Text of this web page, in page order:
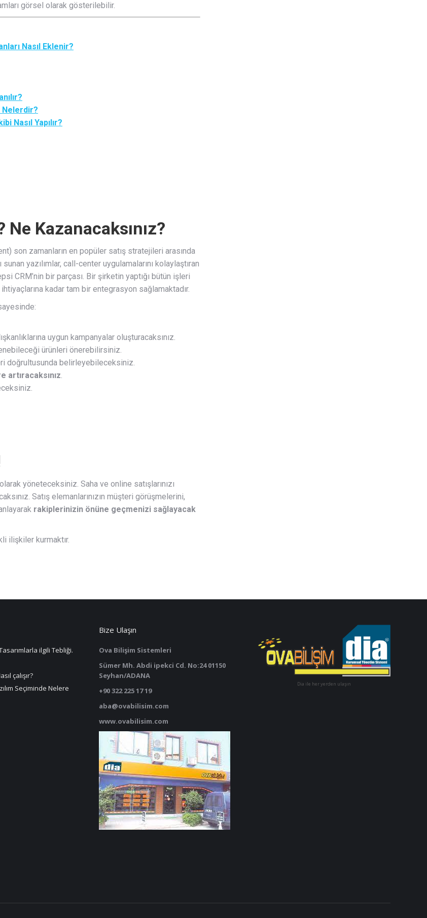
görsel olarak gösterilebilir.
Nasıl Eklenir?
Nelerdir?
Nasıl Yapılır?
Ne Kazanacaksınız?
son zamanların en popüler satış stratejileri arasında
yazılımlar, call-center uygulamalarını kolaylaştıran
CRM’nin bir parçası. Bir şirketin yaptığı bütün işleri
kadar tam bir entegrasyon sağlamaktadır.
uygun kampanyalar oluşturacaksınız.
ürünleri önerebilirsiniz.
doğrultusunda belirleyebileceksiniz.
.
yöneteceksiniz. Saha ve online satışlarınızı
Satış elemanlarınızın müşteri görüşmelerini,
rakiplerinizin önüne geçmenizi sağlayacak
ilişkiler kurmaktır.
ilgili Tebliği.
çalışır?
Seçiminde Nelere
Bize Ulaşın
Ova Bilişim Sistemleri
Sümer Mh. Abdi ipekci Cd. No:24 01150
Seyhan/ADANA
+90 322 225 17 19
aba@ovabilisim.com
www.ovabilisim.com
Dia ile her yerden ulaşın